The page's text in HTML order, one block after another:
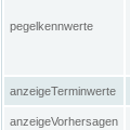
pegelkennwerte
anzeigeTerminwerte
anzeigeVorhersagen